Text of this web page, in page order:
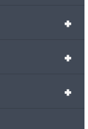
+
+
+